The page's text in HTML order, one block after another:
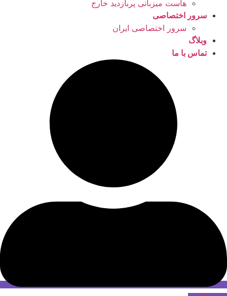
هاست میزبانی پربازدید خارج
سرور اختصاصی
سرور اختصاصی ایران
وبلاگ
تماس با ما